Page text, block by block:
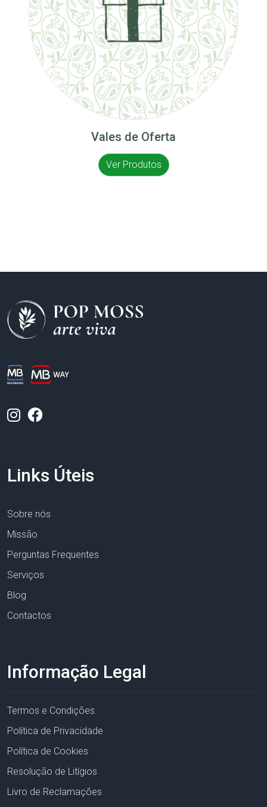
Vales de Oferta
Ver Produtos
Links Úteis
Sobre nós
Missão
Perguntas Frequentes
Serviços
Blog
Contactos
Informação Legal
Termos e Condições
Política de Privacidade
Política de Cookies
Resolução de Litígios
Livro de Reclamações